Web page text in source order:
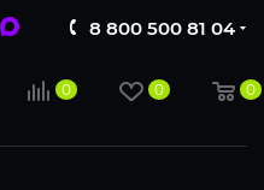
8 800 500 81 04
0 0 0